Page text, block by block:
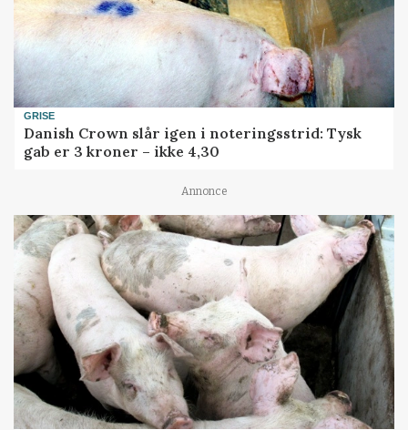
GRISE
Danish Crown slår igen i noteringsstrid: Tysk
gab er 3 kroner – ikke 4,30
Annonce